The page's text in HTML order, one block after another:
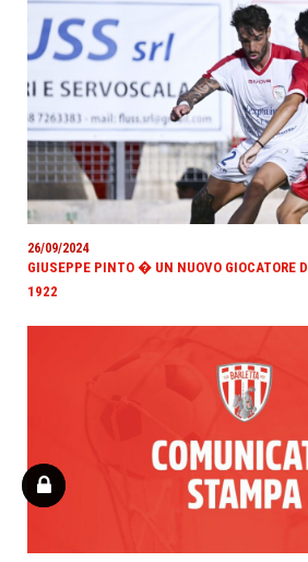
26/09/2024
GIUSEPPE PINTO � UN NUOVO GIOCATORE
1922